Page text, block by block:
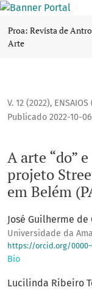
Proa: Revista de
Arte
V. 12 (2022), ENSAIOS
A arte “do”
projeto
em Belém
Publicado 2022-10-06
José Guilherme
Universidade da
https://orcid.org/0000-
Bio
Lucilinda Ribeiro